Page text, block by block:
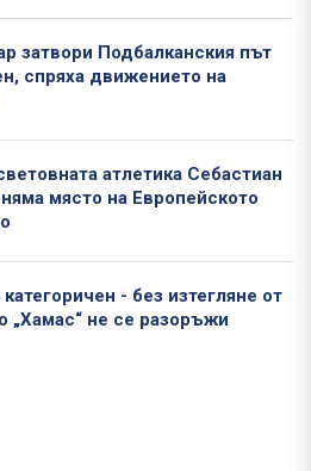
затвори Подбалканския път
спряха движението на
атлетика Себастиан
място на Европейското
категоричен - без изтегляне от
„Хамас“ не се разоръжи